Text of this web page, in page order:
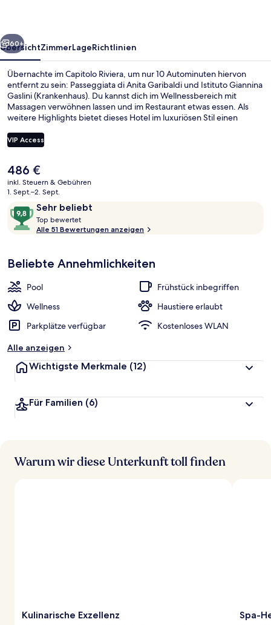
Weiter
60+
ÜbersichtZimmerLageRichtlinien
Übernachte im Capitolo Riviera, um nur 10 Autominuten hiervon
entfernt zu sein: Passeggiata di Anita Garibaldi und Istituto Giannina
Gaslini (Krankenhaus). Du kannst dich im Wellnessbereich mit
Massagen verwöhnen lassen und im Restaurant etwas essen. Als
weitere Highlights bietet dieses Hotel im luxuriösen Stil einen
VIP Access
Der
aktuelle
Preis
486 €.
486 €
inkl. Steuern & Gebühren
1. Sept.–2. Sept.
Bewertungen
Sehr beliebt
9,8
von
10,
beliebt
Top bewertet
o
b
e
Alle 51 Bewertungen anzeigen
Beliebte Annehmlichkeiten
Pool
Frühstück inbegriffen
Wellness
Haustiere erlaubt
Parkplätze verfügbar
Kostenloses WLAN
Alle anzeigen
Wichtigste Merkmale (12)
Für Familien (6)
Warum wir diese Unterkunft toll finden
Kulinarische Exzellenz Spa-